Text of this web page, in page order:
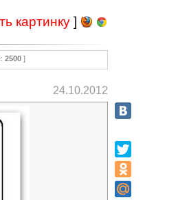
картинку ]
2500]
24.10.2012